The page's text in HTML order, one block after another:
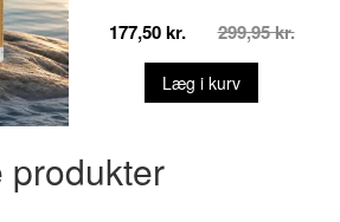
177,50 kr. 299,95 kr.
Læg i kurv
produkter